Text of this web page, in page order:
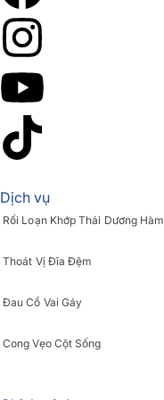
Dịch vụ
Rối Loạn Khớp Thái Dương Hàm
Thoát Vị Đĩa Đệm
Đau Cổ Vai Gáy
Cong Vẹo Cột Sống